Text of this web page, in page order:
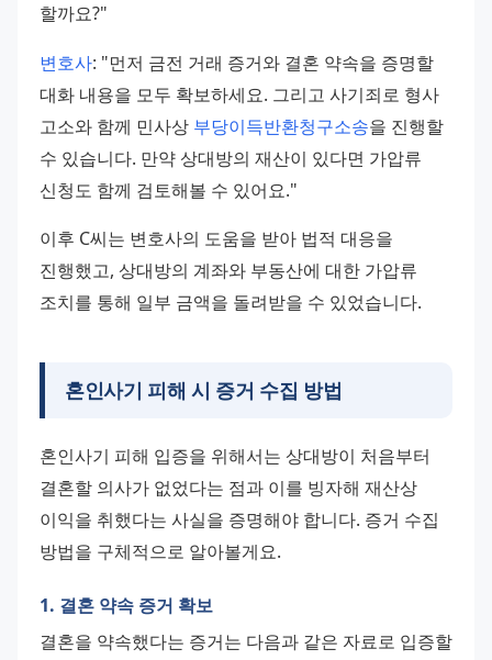
할까요?"
변호사: "먼저 금전 거래 증거와 결혼 약속을 증명할
대화 내용을 모두 확보하세요. 그리고 사기죄로 형사
고소와 함께 민사상 부당이득반환청구소송을 진행할
수 있습니다. 만약 상대방의 재산이 있다면 가압류
신청도 함께 검토해볼 수 있어요."
이후 C씨는 변호사의 도움을 받아 법적 대응을
진행했고, 상대방의 계좌와 부동산에 대한 가압류
조치를 통해 일부 금액을 돌려받을 수 있었습니다.
혼인사기 피해 시 증거 수집 방법
혼인사기 피해 입증을 위해서는 상대방이 처음부터
결혼할 의사가 없었다는 점과 이를 빙자해 재산상
이익을 취했다는 사실을 증명해야 합니다. 증거 수집
방법을 구체적으로 알아볼게요.
1. 결혼 약속 증거 확보
결혼을 약속했다는 증거는 다음과 같은 자료로 입증할